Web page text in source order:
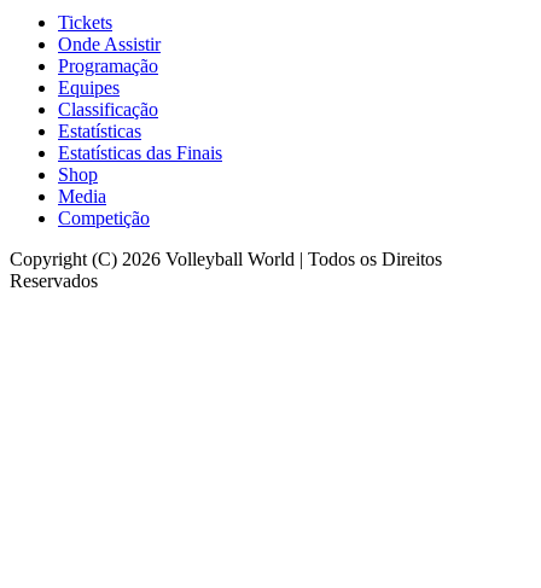
Tickets
Onde Assistir
Programação
Equipes
Classificação
Estatísticas
Estatísticas das Finais
Shop
Media
Competição
Copyright (C) 2026 Volleyball World | Todos os Direitos
Reservados